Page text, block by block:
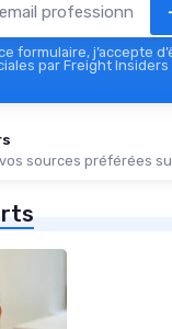
formulaire, j’accepte
par Freight Insiders
sources préférées